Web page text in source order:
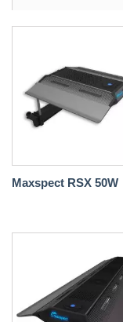
Maxspect RSX 50W